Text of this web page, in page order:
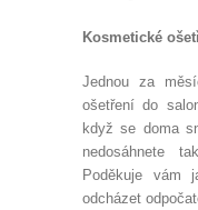
Kosmetické
Jednou za
ošetření do
když se doma
nedosáhnete
Poděkuje
odcházet